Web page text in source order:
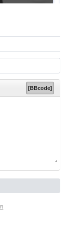
[BBcode]